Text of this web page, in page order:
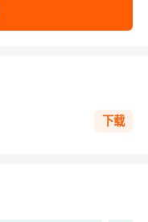
下载